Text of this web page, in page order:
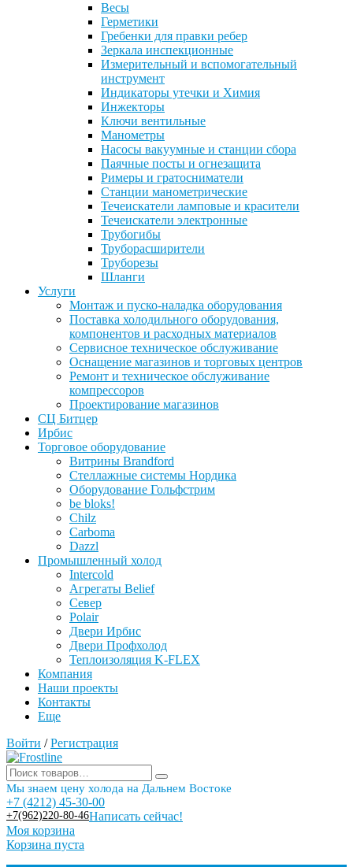
Весы
Герметики
Гребенки для правки ребер
Зеркала инспекционные
Измерительный и вспомогательный
инструмент
Индикаторы утечки и Химия
Инжекторы
Ключи вентильные
Манометры
Насосы вакуумные и станции сбора
Паячные посты и огнезащита
Римеры и гратосниматели
Станции манометрические
Течеискатели ламповые и красители
Течеискатели электронные
Трубогибы
Труборасширители
Труборезы
Шланги
Услуги
Монтаж и пуско-наладка оборудования
Поставка холодильного оборудования,
компонентов и расходных материалов
Сервисное техническое обслуживание
Оснащение магазинов и торговых центров
Ремонт и техническое обслуживание
компрессоров
Проектирование магазинов
СЦ Битцер
Ирбис
Торговое оборудование
Витрины Brandford
Стеллажные системы Нордика
Оборудование Гольфстрим
be bloks!
Chilz
Carboma
Dazzl
Промышленный холод
Intercold
Агрегаты Belief
Север
Polair
Двери Ирбис
Двери Профхолод
Теплоизоляция K-FLEX
Компания
Наши проекты
Контакты
Еще
Войти / Регистрация
Мы знаем цену холода на Дальнем Востоке
+7 (4212) 45-30-00
+7(962)220-80-46Написать сейчас!
Моя корзина
Корзина пуста